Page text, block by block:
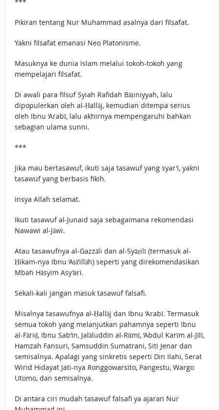
Pikiran tentang Nur Muhammad asalnya dari filsafat.
Yakni filsafat emanasi Neo Platonisme.
Masuknya ke dunia Islam melalui tokoh-tokoh yang
mempelajari filsafat.
Di awali para filsuf Syiah Rafidah Bāṭiniyyah, lalu
dipopulerkan oleh al-Ḥallāj, kemudian ditempa serius
oleh Ibnu ‘Arabī, lalu akhirnya mempengaruhi bahkan
sebagian ulama sunni.
***
Jika mau bertasawuf, ikuti saja tasawuf yang syar’i, yakni
tasawuf yang berbasis fikih.
Insya Allah selamat.
Ikuti tasawuf al-Junaid saja sebagaimana rekomendasi
Nawawi al-Jāwi.
Atau tasawufnya al-Gazzāli dan al-Syāẓilī (termasuk al-
Ḥikam-nya Ibnu ‘Aṭā’illāh) seperti yang direkomendasikan
Mbah Hāsyim Asy’ari.
Sekali-kali jangan masuk tasawuf falsafi.
Misalnya tasawufnya al-Ḥallāj dan Ibnu ‘Arabī. Termasuk
semua tokoh yang melanjutkan pahamnya seperti Ibnu
al-Fāriḍ, Ibnu Sab‘īn, Jalāluddīn al-Rūmī, ‘Abdul Karīm al-Jīlī,
Hamzah Fansuri, Samsuddin Sumatrani, Siti Jenar dan
semisalnya. Apalagi yang sinkretis seperti Din Ilahi, Serat
Wirid Hidayat Jati-nya Ronggowarsito, Pangestu, Wargo
Utomo, dan semisalnya.
Di antara ciri mudah tasawuf falsafi ya ajaran Nur